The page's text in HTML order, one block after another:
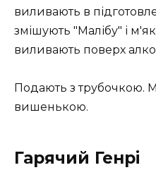
виливають в
змішують "Малібу" і
виливають поверх
Подають з трубочкою.
вишенькою.
Гарячий Генрі